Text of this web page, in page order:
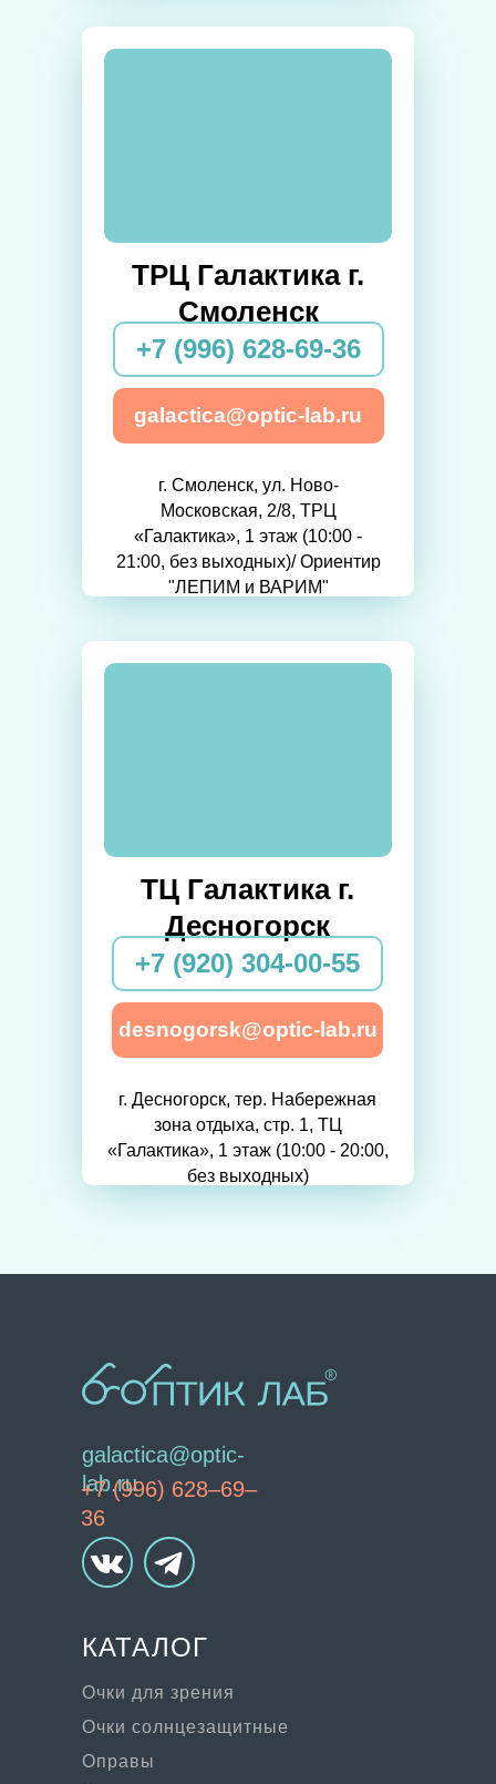
ТЦ Галактика г.
Десногорск
+7 (920) 304-00-55
desnogorsk@optic-lab.ru
г. Десногорск, тер. Набережная
зона отдыха, стр. 1, ТЦ
«Галактика», 1 этаж (10:00 - 20:00,
без выходных)
+7 (996) 628-69-36
galactica@optic-lab.ru
ТРЦ Галактика г.
Смоленск
г. Смоленск, ул. Ново-
Московская, 2/8, ТРЦ
«Галактика», 1 этаж (10:00 -
21:00, без выходных)/ Ориентир
"ЛЕПИМ и ВАРИМ"
galactica@optic-
lab.ru
Очки для зрения
Очки солнцезащитные
Оправы
+7 (996) 628–69–
36
КАТАЛОГ